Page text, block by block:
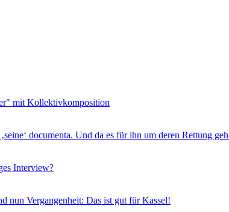
mit Kollektivkomposition
documenta. Und da es für ihn um deren Rettung
Interview?
nun Vergangenheit: Das ist gut für Kassel!